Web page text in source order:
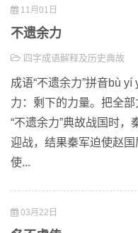
11月01日
不遗余力
四字成语解释及历史典故
成语“不遗余力”拼音bù
力：剩下的力量。把全
“不遗余力”典故战国时
迎战，结果秦军迫使赵
使...
03月22日